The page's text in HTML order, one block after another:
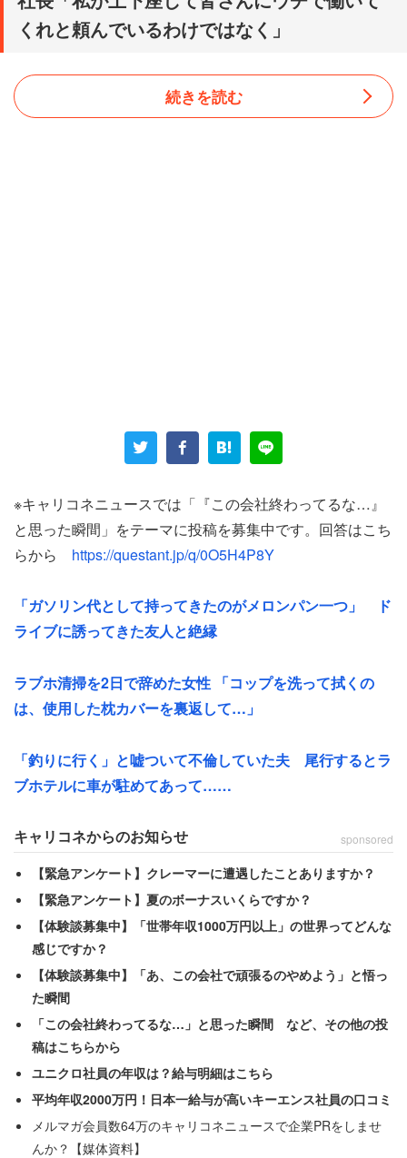
くれと頼んでいるわけではなく」
「私が土下座して皆さんにウチの会社で働いてくれと頼ん
かせてくれと来てるわけだから」
要は社員が働きたいというから働かせてやっている、とい
「何が言いたかったのかわからないし、朝から気分が悪く
朝から謎のマウント発言を聞かされれば、現場の空気にも
を自身の雇用形態も踏まえて次のように書いている。
長の下で働きたいとは思わない」
期間限定の派遣社員という立場だったこともあり、早々に
この会社に対する見切りをつけたようだ。
続きを読む
※キャリコネニュースでは「『この会社終わってるな…』
と思った瞬間」をテーマに投稿を募集中です。回答はこち
らから https://questant.jp/q/0O5H4P8Y
「ガソリン代として持ってきたのがメロンパン一つ」 ド
ライブに誘ってきた友人と絶縁
ラブホ清掃を2日で辞めた女性 「コップを洗って拭くの
は、使用した枕カバーを裏返して…」
「釣りに行く」と嘘ついて不倫していた夫 尾行するとラ
ブホテルに車が駐めてあって……
キャリコネからのお知らせ sponsored
【緊急アンケート】クレーマーに遭遇したことありますか？
【緊急アンケート】夏のボーナスいくらですか？
【体験談募集中】「世帯年収1000万円以上」の世界ってどんな
感じですか？
【体験談募集中】「あ、この会社で頑張るのやめよう」と悟っ
た瞬間
「この会社終わってるな…」と思った瞬間 など、その他の投
稿はこちらから
ユニクロ社員の年収は？給与明細はこちら
平均年収2000万円！日本一給与が高いキーエンス社員の口コミ
メルマガ会員数64万のキャリコネニュースで企業PRをしませ
んか？【媒体資料】